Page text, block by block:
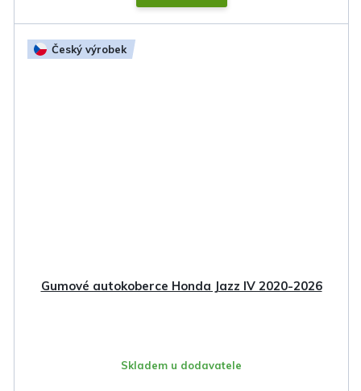
Český výrobek
Gumové autokoberce Honda Jazz IV 2020-2026
Skladem u dodavatele